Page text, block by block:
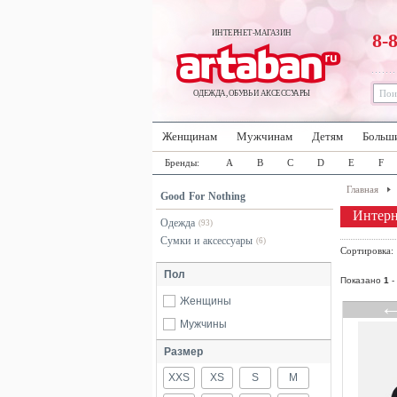
ИНТЕРНЕТ-МАГАЗИН
ОДЕЖДА, ОБУВЬ И АКСЕССУАРЫ
8-
Женщинам Мужчинам Детям
Бренды: A B C D E F
Good For Nothing
Одежда (93)
Сумки и аксессуары (6)
Пол
Женщины
Мужчины
Размер
XXS XS S M
Главная
Показано 1 -